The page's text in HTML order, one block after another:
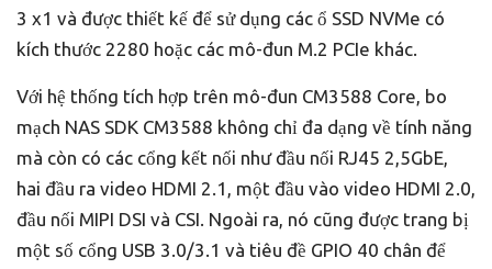
3 x1 và được thiết kế để sử dụng các ổ SSD NVMe có
kích thước 2280 hoặc các mô-đun M.2 PCIe khác.
Với hệ thống tích hợp trên mô-đun CM3588 Core, bo
mạch NAS SDK CM3588 không chỉ đa dạng về tính năng
mà còn có các cổng kết nối như đầu nối RJ45 2,5GbE,
hai đầu ra video HDMI 2.1, một đầu vào video HDMI 2.0,
đầu nối MIPI DSI và CSI. Ngoài ra, nó cũng được trang bị
một số cổng USB 3.0/3.1 và tiêu đề GPIO 40 chân để